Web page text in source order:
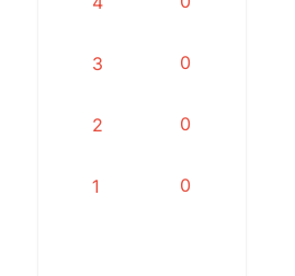
3 0
2 0
1 0